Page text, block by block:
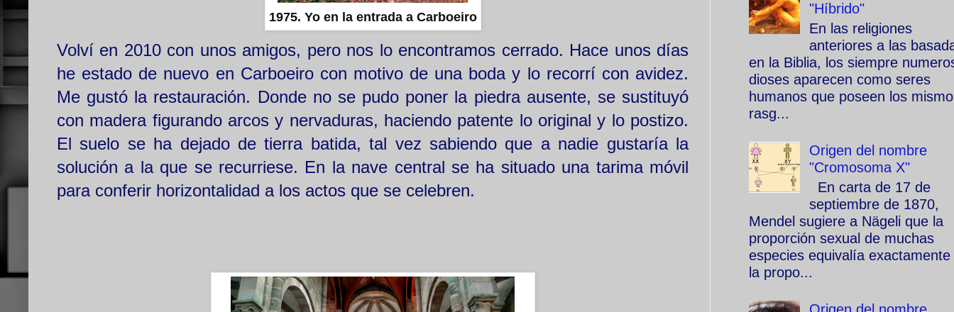
1975. Yo en la entrada a Carboeiro
Volví en 2010 con unos amigos, pero nos lo encontramos cerrado. Hace unos días
he estado de nuevo en Carboeiro con motivo de una boda y lo recorrí con avidez.
Me gustó la restauración. Donde no se pudo poner la piedra ausente, se sustituyó
con madera figurando arcos y nervaduras, haciendo patente lo original y lo postizo.
El suelo se ha dejado de tierra batida, tal vez sabiendo que a nadie gustaría la
solución a la que se recurriese. En la nave central se ha situado una tarima móvil
para conferir horizontalidad a los actos que se celebren.
"Híbrido"
En las religiones
anteriores a las
en la Biblia, los siempre
dioses aparecen como seres
humanos que poseen los
rasg...
Origen del nombre
"Cromosoma X"
En carta de 17 de
septiembre de 1870,
Mendel sugiere a Nägeli que la
proporción sexual de muchas
especies equivalía exactamente
la propo...